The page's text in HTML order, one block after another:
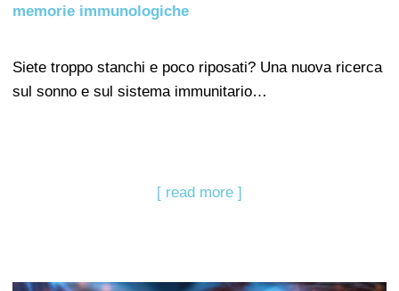
memorie immunologiche
Siete troppo stanchi e poco riposati? Una nuova ricerca
sul sonno e sul sistema immunitario…
[ read more ]